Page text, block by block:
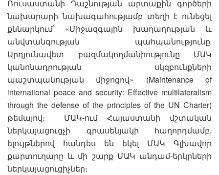
Ռուսաստանի Դաշնության արտաքին գործերի
նախարարի նախագահությամբ տեղի է ունեցել
քննարկում՝ «Միջազգային խաղաղության և
անվտանգության պահպանությունը․
Արդյունավետ բազմակողմանիությունը ՄԱԿ
կանոնադրության սկզբունքների
պաշտպանության միջոցով» (Maintenance of
international peace and security: Effective multilateralism
through the defense of the principles of the UN Charter)
թեմայով։ ՄԱԿ-ում Հայաստանի մշտական
ներկայացուցչի գրասենյակի հաղորդմամբ,
ելույթներով հանդես են եկել ՄԱԿ Գլխավոր
քարտուղարը և մի շարք ՄԱԿ անդամ-երկրների
ներկայացուցիչներ։